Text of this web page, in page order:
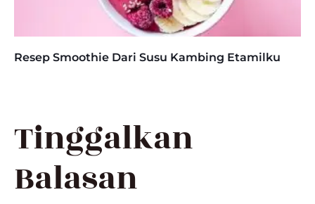
Resep Smoothie Dari Susu Kambing Etamilku
Tinggalkan
Balasan